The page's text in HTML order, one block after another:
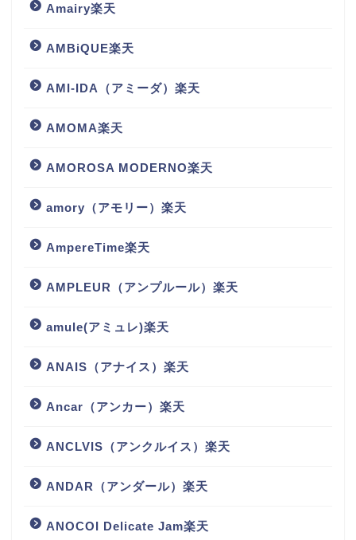
Amairy楽天
AMBiQUE楽天
AMI-IDA（アミーダ）楽天
AMOMA楽天
AMOROSA MODERNO楽天
amory（アモリー）楽天
AmpereTime楽天
AMPLEUR（アンプルール）楽天
amule(アミュレ)楽天
ANAIS（アナイス）楽天
Ancar（アンカー）楽天
ANCLVIS（アンクルイス）楽天
ANDAR（アンダール）楽天
ANOCOI Delicate Jam楽天